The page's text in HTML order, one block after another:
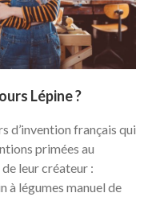
Lépine ?
d’invention français qui
primées au
leur créateur :
à légumes manuel de